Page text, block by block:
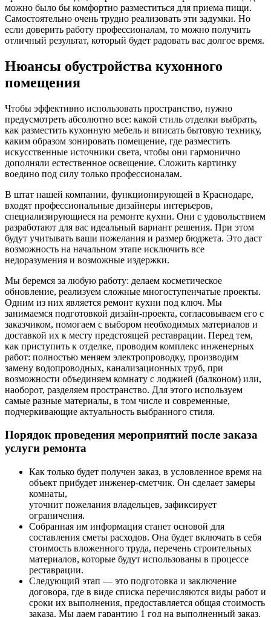
можно было бы комфортно разместиться для приема пищи.
Самостоятельно очень трудно реализовать эти задумки. Но
если доверить работу профессионалам, то можно получить
отличный результат, который будет радовать вас долгое время.
Нюансы обустройства кухонного
помещения
Чтобы эффективно использовать пространство, нужно
предусмотреть абсолютно все: какой стиль отделки выбрать,
как разместить кухонную мебель и вписать бытовую технику,
каким образом зонировать помещение, где разместить
искусственные источники света, чтобы они гармонично
дополняли естественное освещение. Сложить картинку
воедино под силу только профессионалам.
В штат нашей компании, функционирующей в Краснодаре,
входят профессиональные дизайнеры интерьеров,
специализирующиеся на ремонте кухни. Они с удовольствием
разработают для вас идеальный вариант решения. При этом
будут учитывать ваши пожелания и размер бюджета. Это даст
возможность на начальном этапе исключить все
недоразумения и возможные издержки.
Мы беремся за любую работу: делаем косметическое
обновление, реализуем сложные многоступенчатые проекты.
Одним из них является ремонт кухни под ключ. Мы
занимаемся подготовкой дизайн-проекта, согласовываем его с
заказчиком, помогаем с выбором необходимых материалов и
доставкой их к месту предстоящей реставрации. Перед тем,
как приступить к отделке, проводим комплекс инженерных
работ: полностью меняем электропроводку, производим
замену водопроводных, канализационных труб, при
возможности объединяем комнату с лоджией (балконом) или,
наоборот, разделяем пространство. Для этого используем
самые разные материалы, в том числе и современные,
подчеркивающие актуальность выбранного стиля.
Порядок проведения мероприятий после заказа
услуги ремонта
Как только будет получен заказ, в условленное время на
объект прибудет инженер-сметчик. Он сделает замеры
комнаты,
уточнит пожелания владельцев, зафиксирует
ограничения.
Собранная им информация станет основой для
составления сметы расходов. Она будет включать в себя
стоимость вложенного труда, перечень строительных
материалов, которые будут использованы в процессе
реставрации.
Следующий этап — это подготовка и заключение
договора, где в виде списка перечисляются виды работ и
сроки их выполнения, предоставляется общая стоимость
заказа. Мы даем гарантию 1 год на выполненный заказ.